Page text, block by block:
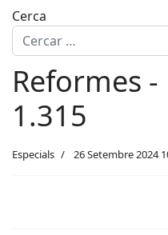
Cerca
Reformes -
1.315
Especials 26 Setembre 2024